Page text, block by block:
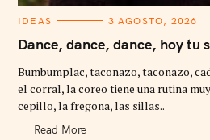
C
T
E
O
R
I
E
IDEAS 3 AGOSTO, 2026
Dance, dance, dance, hoy tu
Bumbumplac, taconazo, taconazo,
el corral, la coreo tiene una rutina
cepillo, la fregona, las sillas..
Read More